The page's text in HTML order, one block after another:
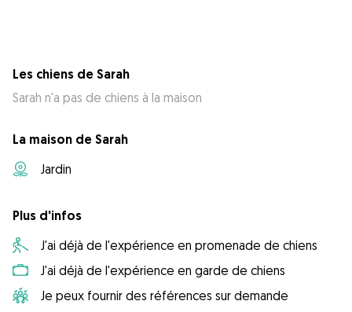
Les chiens de Sarah
Sarah n'a pas de chiens à la maison
La maison de Sarah
Jardin
Plus d'infos
J'ai déjà de l'expérience en promenade de chiens
J'ai déjà de l'expérience en garde de chiens
Je peux fournir des références sur demande